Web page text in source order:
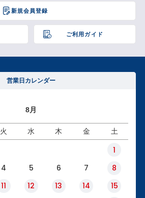
新規会員登録
ご利用ガイド
ジト
へ
営業日カレンダー
8月
火 水 木 金 土
1
4 5 6 7
8
11 12 13 14
15